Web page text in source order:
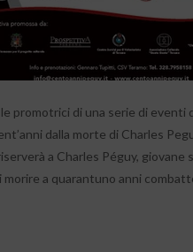
promotrici di una serie di
dalla morte di Charles
a Charles Péguy,
a quarantuno anni